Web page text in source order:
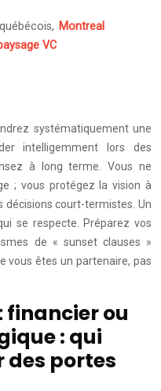
Montreal
VC
systématiquement une
intelligemment lors des
à long terme. Vous ne
; vous protégez la vision à
décisions court-termistes. Un
se respecte. Préparez vos
de « sunset clauses »
vous êtes un partenaire, pas
ou
: qui
des portes